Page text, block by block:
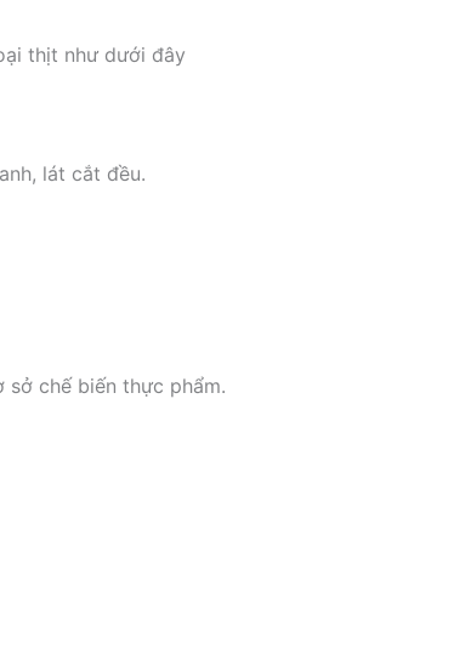
thịt như dưới đây
lát cắt đều.
chế biến thực phẩm.